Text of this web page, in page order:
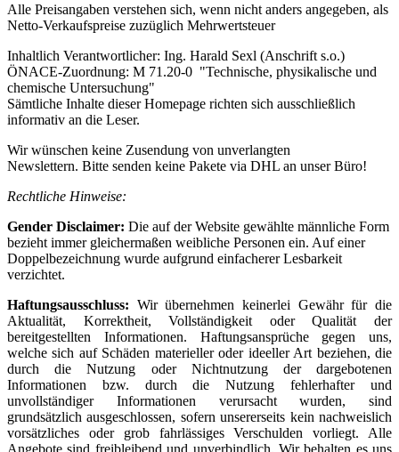
Alle Preisangaben verstehen sich, wenn nicht anders angegeben, als
Netto-Verkaufspreise zuzüglich Mehrwertsteuer
Inhaltlich Verantwortlicher: Ing. Harald Sexl (Anschrift s.o.)
ÖNACE-Zuordnung: M 71.20-0 "Technische, physikalische und
chemische Untersuchung"
Sämtliche Inhalte dieser Homepage richten sich ausschließlich
informativ an die Leser.
Wir wünschen keine Zusendung von unverlangten
Newslettern. Bitte senden keine Pakete via DHL an unser Büro!
Rechtliche Hinweise:
Gender Disclaimer: Die auf der Website gewählte männliche Form
bezieht immer gleichermaßen weibliche Personen ein. Auf einer
Doppelbezeichnung wurde aufgrund einfacherer Lesbarkeit
verzichtet.
Haftungsausschluss: Wir übernehmen keinerlei Gewähr für die
Aktualität, Korrektheit, Vollständigkeit oder Qualität der
bereitgestellten Informationen. Haftungsansprüche gegen uns,
welche sich auf Schäden materieller oder ideeller Art beziehen, die
durch die Nutzung oder Nichtnutzung der dargebotenen
Informationen bzw. durch die Nutzung fehlerhafter und
unvollständiger Informationen verursacht wurden, sind
grundsätzlich ausgeschlossen, sofern unsererseits kein nachweislich
vorsätzliches oder grob fahrlässiges Verschulden vorliegt. Alle
Angebote sind freibleibend und unverbindlich. Wir behalten es uns